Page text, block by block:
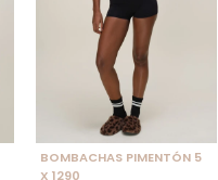
SELECCIONAR TALLE
BOMBACHAS PIMENTÓN 5
X 1290